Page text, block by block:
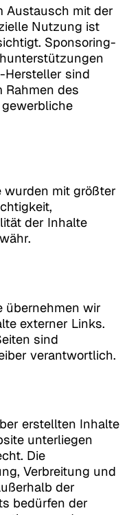
Austausch mit der
Nutzung ist
Sponsoring-
Hersteller sind
Rahmen des
wurden mit größter
der Inhalte
übernehmen wir
externer Links.
sind
verantwortlich.
erstellten Inhalte
unterliegen
Die
Verbreitung und
der
bedürfen der